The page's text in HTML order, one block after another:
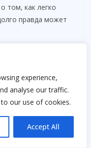
experience,
analyse our traffic.
our use of cookies.
Accept All
том, как легко
правда может
без
в другие
завхоз.
даты его
исчезновения
допрос. На